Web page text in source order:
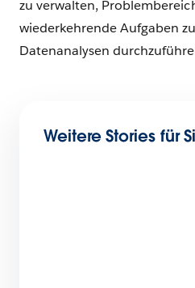
zu verwalten,
wiederkehrende Aufgaben
Datenanalysen
Weitere Stories für